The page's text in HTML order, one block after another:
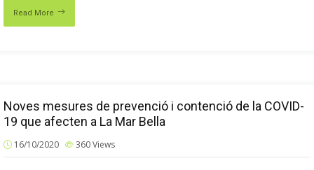
Read More
Noves mesures de prevenció i contenció de la COVID-
19 que afecten a La Mar Bella
16/10/2020 360Views